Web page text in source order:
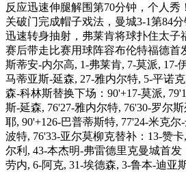
反应迅速伸腿解围第70分钟，个人秀
关破门完成帽子戏法，曼城3-1第84
迅速转身抽射，弗莱肯将球扑住太子
赛后带走比赛用球阵容布伦特福德首
斯蒂安-内尔高, 1-弗莱肯, 7-莫派, 17-
马蒂亚斯-延森, 27-雅内尔特, 5-平诺
森-科林斯替换下场：90'+17-莫派,
斯-延森, 76'27-雅内尔特, 76'30-罗尔
耶, 90'+126-巴普蒂斯特, 77'24-米克
波特, 76'33-亚尔莫柳克替补：13-赞
尔利, 43-本杰明-弗雷德里克曼城首发
劳内, 6-阿克, 31-埃德森, 3-鲁本-迪亚